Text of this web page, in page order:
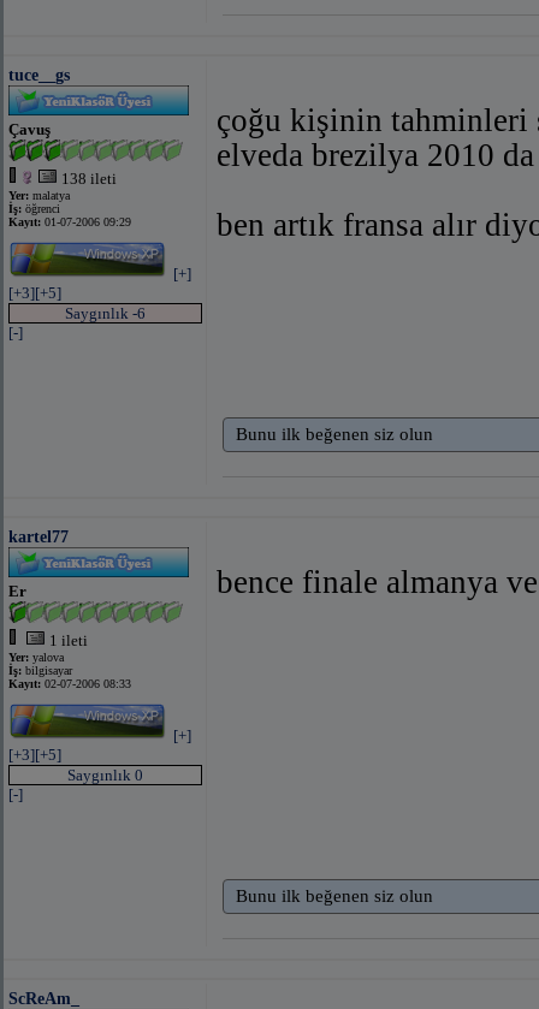
tuce__gs
Çavuş
138 ileti
Yer: malatya
İş: öğrenci
Kayıt: 01-07-2006 09:29
[+]
[+3][+5]
Saygınlık -6
[-]
çoğu kişinin tahminleri
elveda brezilya 2010
ben artık fransa alır
Bunu ilk beğenen siz olun
kartel77
Er
1 ileti
Yer: yalova
İş: bilgisayar
Kayıt: 02-07-2006 08:33
[+]
[+3][+5]
Saygınlık 0
[-]
bence finale almanya
Bunu ilk beğenen siz olun
ScReAm_